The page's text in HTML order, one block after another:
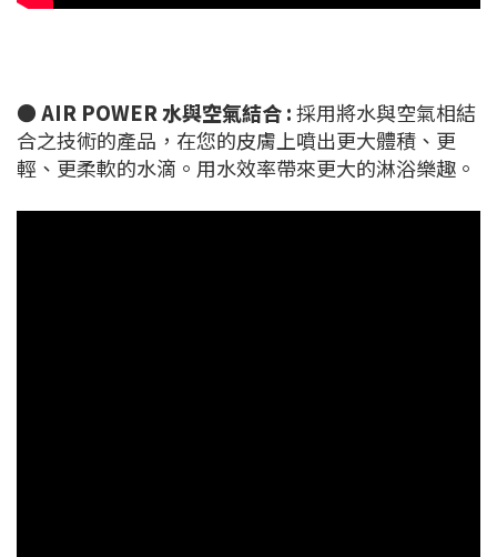
●AIR POWER 水與空氣結合 :採用將水與空氣相結
合之技術的產品，在您的皮膚上噴出更大體積、更
輕、更柔軟的水滴。用水效率帶來更大的淋浴樂趣。